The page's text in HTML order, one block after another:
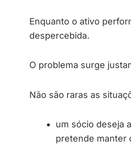
Enquanto o ativo
despercebida.
O problema surge
Não são raras as
um sócio deseja
pretende manter